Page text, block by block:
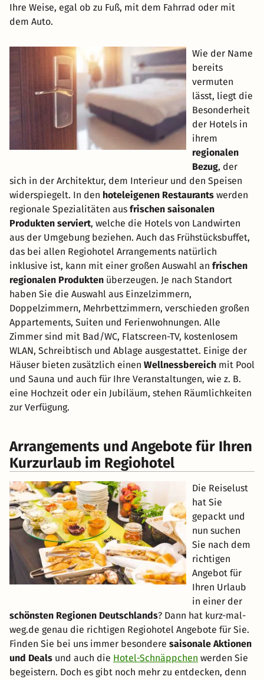
Ihre Weise, egal ob zu Fuß, mit dem Fahrrad oder mit
dem Auto.
Wie der Name
bereits
vermuten
lässt, liegt die
Besonderheit
der Hotels in
ihrem
regionalen
Bezug, der
sich in der Architektur, dem Interieur und den Speisen
widerspiegelt. In den hoteleigenen Restaurants werden
regionale Spezialitäten aus frischen saisonalen
Produkten serviert, welche die Hotels von Landwirten
aus der Umgebung beziehen. Auch das Frühstücksbuffet,
das bei allen Regiohotel Arrangements natürlich
inklusive ist, kann mit einer großen Auswahl an frischen
regionalen Produkten überzeugen. Je nach Standort
haben Sie die Auswahl aus Einzelzimmern,
Doppelzimmern, Mehrbettzimmern, verschieden großen
Appartements, Suiten und Ferienwohnungen. Alle
Zimmer sind mit Bad/WC, Flatscreen-TV, kostenlosem
WLAN, Schreibtisch und Ablage ausgestattet. Einige der
Häuser bieten zusätzlich einen Wellnessbereich mit Pool
und Sauna und auch für Ihre Veranstaltungen, wie z. B.
eine Hochzeit oder ein Jubiläum, stehen Räumlichkeiten
zur Verfügung.
Arrangements und Angebote für Ihren
Kurzurlaub im Regiohotel
Die Reiselust
hat Sie
gepackt und
nun suchen
Sie nach dem
richtigen
Angebot für
Ihren Urlaub
in einer der
schönsten Regionen Deutschlands? Dann hat kurz-mal-
weg.de genau die richtigen Regiohotel Angebote für Sie.
Finden Sie bei uns immer besondere saisonale Aktionen
und Deals und auch die Hotel-Schnäppchen werden Sie
begeistern. Doch es gibt noch mehr zu entdecken, denn